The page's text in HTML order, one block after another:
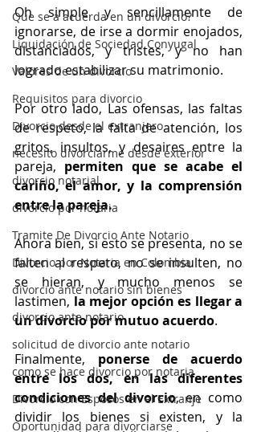
Que se a acuerda en un divorcio?
Liquidación de Sociedad Conyugal
Valores de un divorcio
Requisitos para divorcio
Divorcio desde el extranjero
necesito divorciarme desde exterior
divorcio notarial
divorcio por notaria
Tramite De Divorcio Ante Notario
Divorcio por Notaria en Colombia
divorcio ante notario sin bienes
divorcio ante notario
solicitud de divorcio ante notario
como se hace divorcio por notaria
Divorcio con Esposos en el Extranje
Oportunidad para divorciarse
Oh simple y sencillamente de
ignorarse, de irse a dormir enojados,
distanciados, y tristes, y no han
logrado estabilizar su matrimonio.
Por otro lado, Las ofensas, las faltas
de respeto, la falta de atención, los
gritos, insultos, y desaires entre la
pareja, permiten que se acabe el
cariño, el amor, y la comprensión
entre la pareja.
Ahora bien, si esto se presenta, no se
falten al respeto, no se insulten, no
se hieran, y mucho menos se
lastimen, la mejor opción es llegar a
un divorcio por mutuo acuerdo.
Finalmente, ponerse de acuerdo
entre los dos, en las diferentes
condiciones del divorcio, en como
dividir los bienes si existen, y la